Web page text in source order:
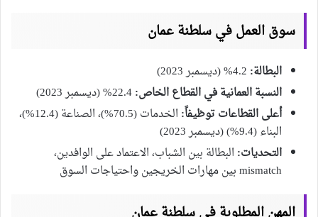
سوق العمل في سلطنة عمان
البطالة:
النسبة العمانية في القطاع الخاص:
أعلى القطاعات توظيفاً:
الخدمات (70.5%)، الصناعة (12.4%)،
البناء (9.4%) (ديسمبر 2023)
التحديات: البطالة بين الشباب، الاعتماد على الوافدين،
mismatch بين مهارات الخريجين واحتياجات السوق